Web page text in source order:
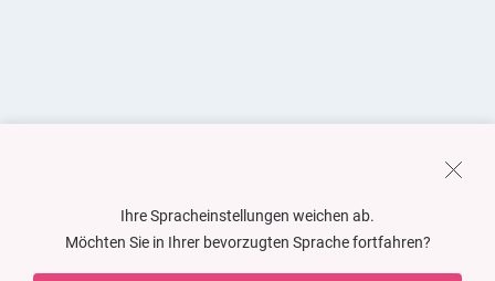
Ihre Spracheinstellungen weichen ab.
Möchten Sie in Ihrer bevorzugten Sprache fortfahren?